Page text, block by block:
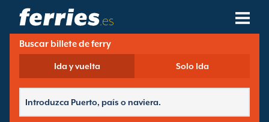
.es
Compañías Navieras
Destinos De Ferries
Buscar billete de ferry
Ida y vuelta Solo Ida